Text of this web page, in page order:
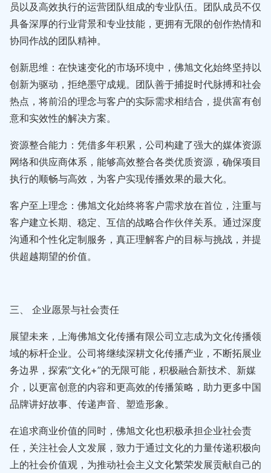
员以及高效执行的运营团队组成的专业队伍。团队成员不仅
具备深厚的行业背景和专业技能，更拥有无限的创作热情和
协同作战的团队精神。
创新思维：在快速变化的市场环境中，佛旭文化始终坚持以
创新为驱动，拒绝墨守成规。团队善于捕捉时代脉搏和社会
热点，将前沿的理念与客户的实际需求相结合，提供富有创
意和实效性的解决方案。
资源整合能力：凭借多年积累，公司构建了强大的媒体资源
网络和供应商体系，能够高效整合各类优质资源，确保项目
执行的顺畅与高效，为客户实现传播效果的最大化。
客户至上理念：佛旭文化始终将客户需求放在首位，注重与
客户建立长期、稳定、互信的战略合作伙伴关系。通过深度
沟通和个性化定制服务，真正理解客户的目标与挑战，并提
供超越期望的价值。
三、 企业愿景与社会责任
展望未来，上海佛旭文化传播有限公司立志成为文化传播领
域的标杆企业。公司将继续深耕文化传播产业，不断拓展业
务边界，探索“文化+”的无限可能，积极融合新技术、新媒
介，以更富创意的内容和更高效的传播策略，助力更多中国
品牌讲好故事、传递声音、塑造形象。
在追求商业价值的同时，佛旭文化也积极承担企业社会责
任，关注社会人文发展，致力于通过文化的力量传递积极向
上的社会价值观，为推动社会主义文化繁荣发展贡献自己的